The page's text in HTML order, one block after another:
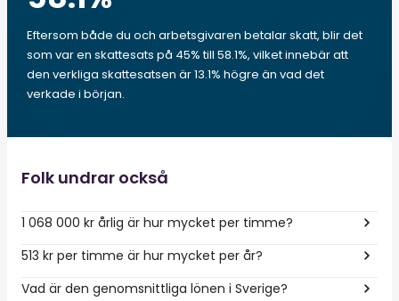
Eftersom både du och arbetsgivaren betalar skatt, blir det
som var en skattesats på 45% till 58.1%, vilket innebär att
den verkliga skattesatsen är 13.1% högre än vad det
verkade i början.
Folk undrar också
1 068 000 kr årlig är hur mycket per timme?
513 kr per timme är hur mycket per år?
Vad är den genomsnittliga lönen i Sverige?